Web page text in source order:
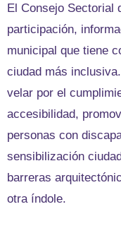
El Consejo Sectorial
participación,
municipal que tiene
ciudad más
velar por el
accesibilidad,
personas con
sensibilización
barreras
otra índole.